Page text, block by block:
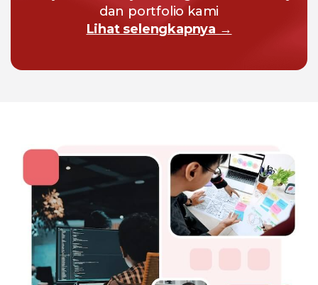
dan portfolio kami
Lihat selengkapnya →